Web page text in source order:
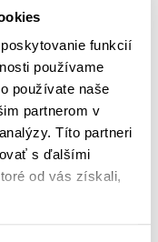
funkcií
používame
používate naše
partnerom v
Títo partneri
s ďalšími
od vás získali,
diele